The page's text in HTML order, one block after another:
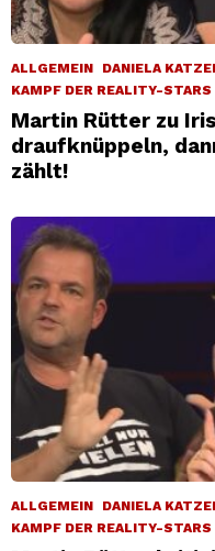
ALLGEMEIN DANIELA
KAMPF DER REALITY-STARS
Martin Rütter zu
draufknüppeln,
zählt!
ALLGEMEIN
DANIELA
KAMPF DER REALITY-STARS